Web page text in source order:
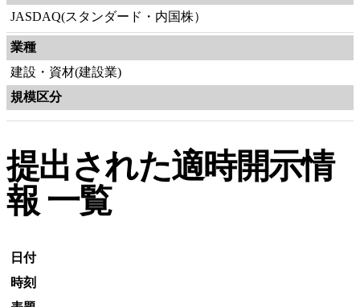
JASDAQ(スタンダード・内国株）
業種
建設・資材(建設業)
規模区分
提出された適時開示情
報 一覧
日付
時刻